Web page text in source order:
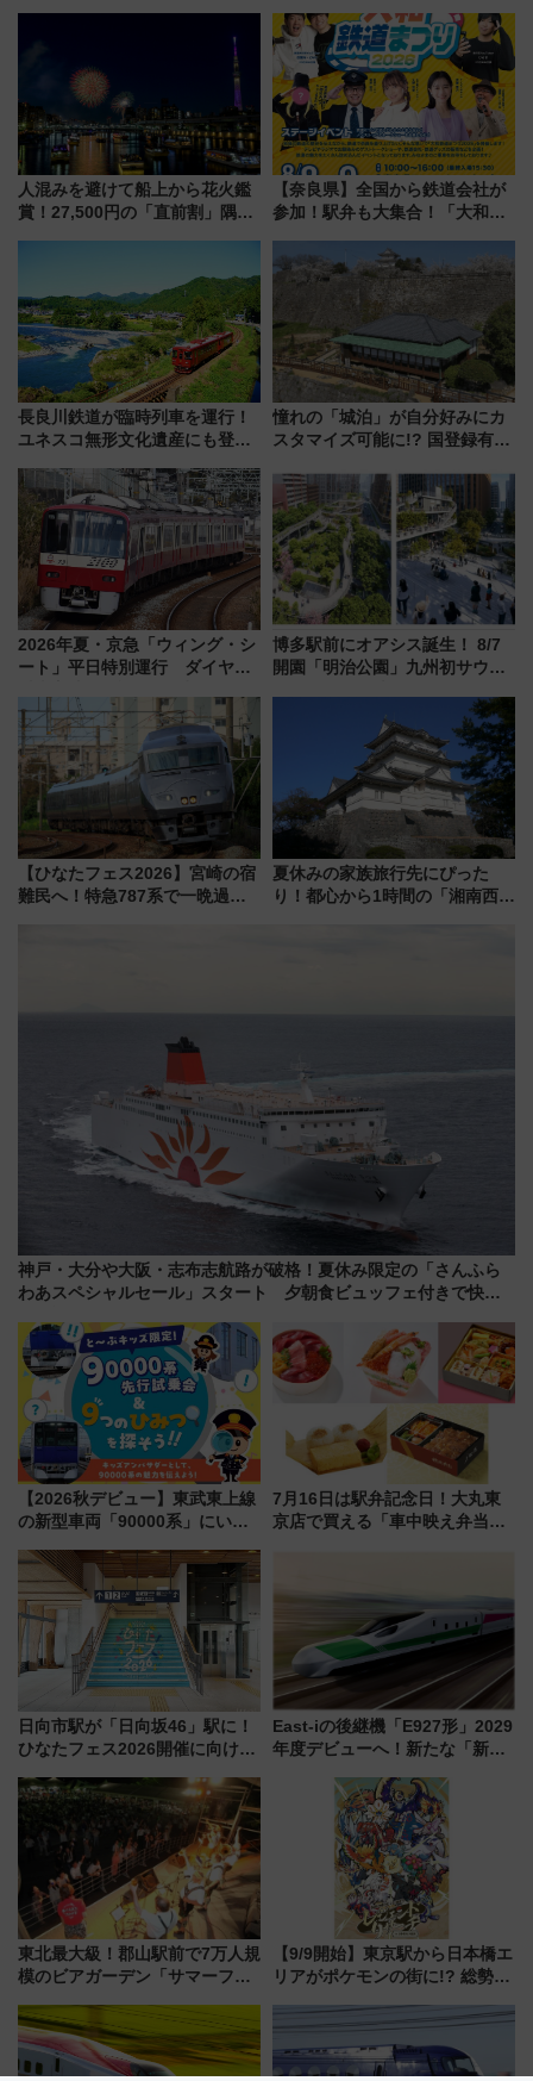
人混みを避けて船上から花火鑑
賞！27,500円の「直前割」隅田
【奈良県】全国から鉄道会社が
参加！駅弁も大集合！「大和鉄
に開催決定
長良川鉄道が臨時列車を運行！
ユネスコ無形文化遺産にも登録
に 乗車には予約が必要
憧れの「城泊」が自分好みにカ
スタマイズ可能に!? 国登録有形
にオーダーメイド型の宿泊プラ
ンが誕生！
2026年夏・京急「ウィング・シ
ート」平日特別運行 ダイヤ・
三浦海岸を堪能できるお出かけ
プランもご紹介
博多駅前にオアシス誕生！ 8/7
開園「明治公園」九州初サウナ
品グルメ登場で駅前の過ごし方
はどう変わる？
【ひなたフェス2026】宮崎の宿
難民へ！特急787系で一晩過ご
夏休みの家族旅行先にぴった
り！都心から1時間の「湘南西エ
神戸・大分や大阪・志布志航路が破格！夏休み限定の「さんふら
わあスペシャルセール」スタート 夕朝食ビュッフェ付きで快適
【2026秋デビュー】東武東上線
の新型車両「90000系」にいち
向け先行試乗会でキッズアンバ
サダーになろう
7月16日は駅弁記念日！大丸東
京店で買える「車中映え弁当」
日向市駅が「日向坂46」駅に！
ひなたフェス2026開催に向けJR
全力応援 夜行列車「ドリーム
おひさま号」も走る
East-iの後継機「E927形」2029
年度デビューへ！新たな「新幹
説【JR東日本】
東北最大級！郡山駅前で7万人規
模のビアガーデン「サマーフェ
7/24-26開催！ 有料席はJRE
MALLで予約可能
【9/9開始】東京駅から日本橋エ
リアがポケモンの街に!? 総勢
リサーチ」本格謎解き・グッズ
情報まとめ